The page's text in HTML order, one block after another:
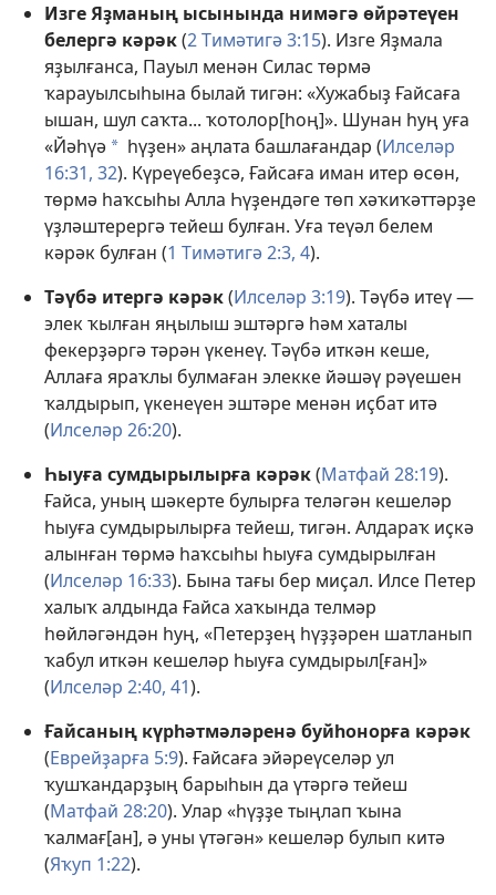
Изге Яҙманың ысынында нимәгә өйрәтеүен
белергә кәрәк(2 Тимәтигә 3:15). Изге Яҙмала
яҙылғанса, Пауыл менән Силас төрмә
ҡарауылсыһына былай тигән: «Хужабыҙ Ғайсаға
ышан, шул саҡта... ҡотолор[һоң]». Шунан һуң уға
«Йәһүә a һүҙен» аңлата башлағандар (Илселәр
16:31, 32). Күреүебеҙсә, Ғайсаға иман итер өсөн,
төрмә һаҡсыһы Алла Һүҙендәге төп хәҡиҡәттәрҙе
үҙләштерергә тейеш булған. Уға теүәл белем
кәрәк булған (1 Тимәтигә 2:3, 4).
Тәүбә итергә кәрәк(Илселәр 3:19). Тәүбә итеү —
элек ҡылған яңылыш эштәргә һәм хаталы
фекерҙәргә тәрән үкенеү. Тәүбә иткән кеше,
Аллаға яраҡлы булмаған элекке йәшәү рәүешен
ҡалдырып, үкенеүен эштәре менән иҫбат итә
(Илселәр 26:20).
Һыуға сумдырылырға кәрәк(Матфай 28:19).
Ғайса, уның шәкерте булырға теләгән кешеләр
һыуға сумдырылырға тейеш, тигән. Алдараҡ иҫкә
алынған төрмә һаҡсыһы һыуға сумдырылған
(Илселәр 16:33). Бына тағы бер миҫал. Илсе Петер
халыҡ алдында Ғайса хаҡында телмәр
һөйләгәндән һуң, «Петерҙең һүҙҙәрен шатланып
ҡабул иткән кешеләр һыуға сумдырыл[ған]»
(Илселәр 2:40, 41).
Ғайсаның күрһәтмәләренә буйһонорға кәрәк
(Еврейҙарға 5:9). Ғайсаға эйәреүселәр ул
ҡушҡандарҙың барыһын да үтәргә тейеш
(Матфай 28:20). Улар «һүҙҙе тыңлап ҡына
ҡалмағ[ан], ә уны үтәгән» кешеләр булып китә
(Яҡуп 1:22).